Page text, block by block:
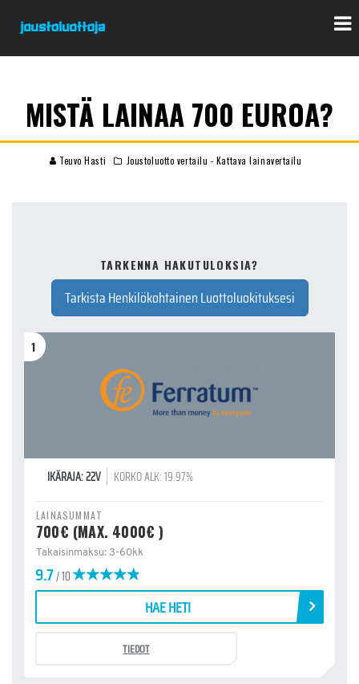
MISTÄ LAINAA 700 EUROA?
Teuvo Hasti Joustoluotto vertailu - Kattava lainavertailu
TARKENNA HAKUTULOKSIA?
Tarkista Henkilökohtainen Luottoluokituksesi
1
IKÄRAJA: 22V KORKO ALK: 19.97%
LAINASUMMAT
700€ (MAX. 4000€ )
Takaisinmaksu: 3-60kk
9.7/ 10
HAE HETI
TIEDOT